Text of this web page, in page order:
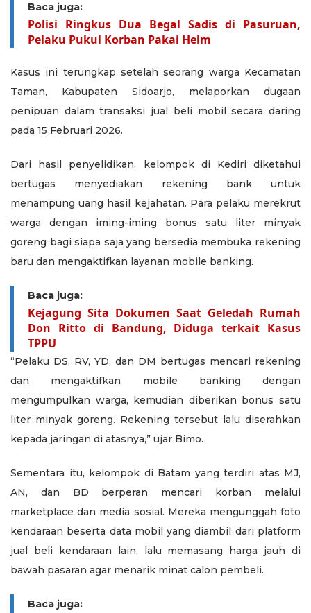
Baca juga:
Polisi Ringkus Dua Begal Sadis di Pasuruan,
Pelaku Pukul Korban Pakai Helm
Kasus ini terungkap setelah seorang warga Kecamatan
Taman, Kabupaten Sidoarjo, melaporkan dugaan
penipuan dalam transaksi jual beli mobil secara daring
pada 15 Februari 2026.
Dari hasil penyelidikan, kelompok di Kediri diketahui
bertugas menyediakan rekening bank untuk
menampung uang hasil kejahatan. Para pelaku merekrut
warga dengan iming-iming bonus satu liter minyak
goreng bagi siapa saja yang bersedia membuka rekening
baru dan mengaktifkan layanan mobile banking.
Baca juga:
Kejagung Sita Dokumen Saat Geledah Rumah
Don Ritto di Bandung, Diduga terkait Kasus
TPPU
“Pelaku DS, RV, YD, dan DM bertugas mencari rekening
dan mengaktifkan mobile banking dengan
mengumpulkan warga, kemudian diberikan bonus satu
liter minyak goreng. Rekening tersebut lalu diserahkan
kepada jaringan di atasnya,” ujar Bimo.
Sementara itu, kelompok di Batam yang terdiri atas MJ,
AN, dan BD berperan mencari korban melalui
marketplace dan media sosial. Mereka mengunggah foto
kendaraan beserta data mobil yang diambil dari platform
jual beli kendaraan lain, lalu memasang harga jauh di
bawah pasaran agar menarik minat calon pembeli.
Baca juga: